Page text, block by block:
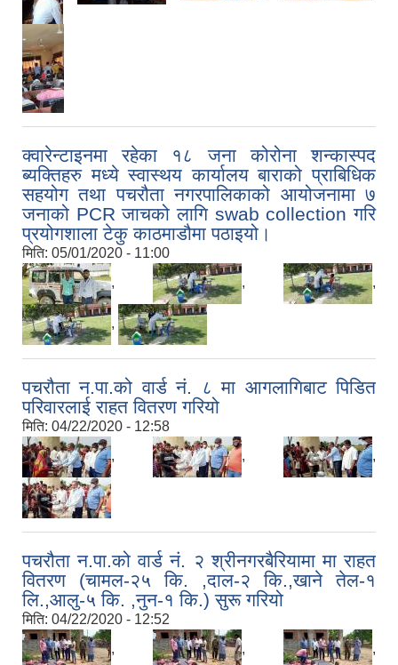
क्वारेन्टाइनमा रहेका १८ जना कोरोना शन्कास्पद
ब्यक्तिहरु मध्ये स्वास्थय कार्यालय बाराको प्राबिधिक
सहयोग तथा पचरौता नगरपालिकाको आयोजनामा ७
जनाको PCR जाचको लागि swab collection गरि
प्रयोगशाला टेकु काठमाडौमा पठाइयो।
मिति: 05/01/2020 - 11:00
,
, ,
,
पचरौता न.पा.को वार्ड नं. ८ मा आगलागिबाट पिडित
परिवारलाई राहत वितरण गरियो
मिति: 04/22/2020 - 12:58
,
, ,
पचरौता न.पा.को वार्ड नं. २ श्रीनगरबैरियामा मा राहत
वितरण (चामल-२५ कि. ,दाल-२ कि.,खाने तेल-१
लि.,आलु-५ कि. ,नुन-१ कि.) सुरू गरियो
मिति: 04/22/2020 - 12:52
,
, ,